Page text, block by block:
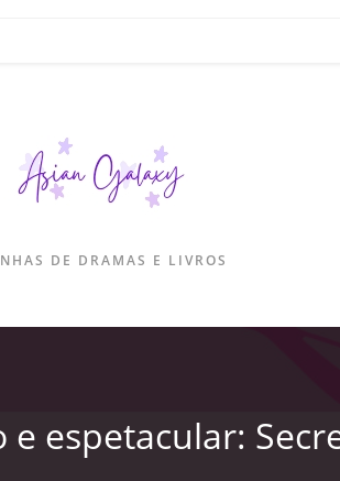
DE DRAMAS E LIVROS
espetacular: